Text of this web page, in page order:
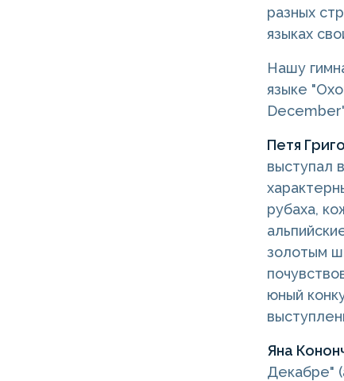
разных
языках
Нашу
языке
Петя
выступал
рубаха,
золотым
юный
Яна
Декабре"